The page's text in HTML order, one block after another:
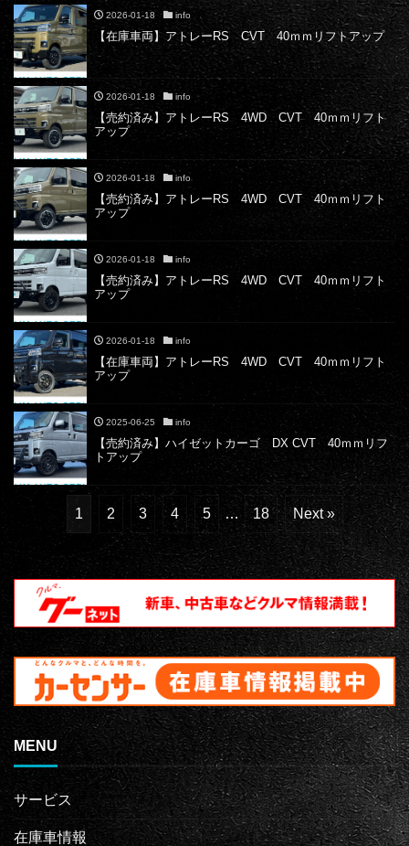
2026-01-18 info
【在庫車両】アトレーRS CVT 40ｍｍリフトアップ
2026-01-18 info
【売約済み】アトレーRS 4WD CVT 40ｍｍリフト
アップ
2026-01-18 info
【売約済み】アトレーRS 4WD CVT 40ｍｍリフト
アップ
2026-01-18 info
【売約済み】アトレーRS 4WD CVT 40ｍｍリフト
アップ
2026-01-18 info
【在庫車両】アトレーRS 4WD CVT 40ｍｍリフト
アップ
2025-06-25 info
【売約済み】ハイゼットカーゴ DX CVT 40ｍｍリフ
トアップ
1 2 3 4 5 … 18 Next »
MENU
サービス
在庫車情報